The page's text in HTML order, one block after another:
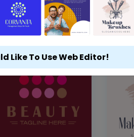
Like To Use Web Editor!